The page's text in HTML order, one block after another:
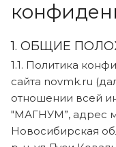
1. ОБЩИЕ
1.1. Политика
сайта novmk.ru
отношении всей
"МАГНУМ”, адрес
Новосибирская